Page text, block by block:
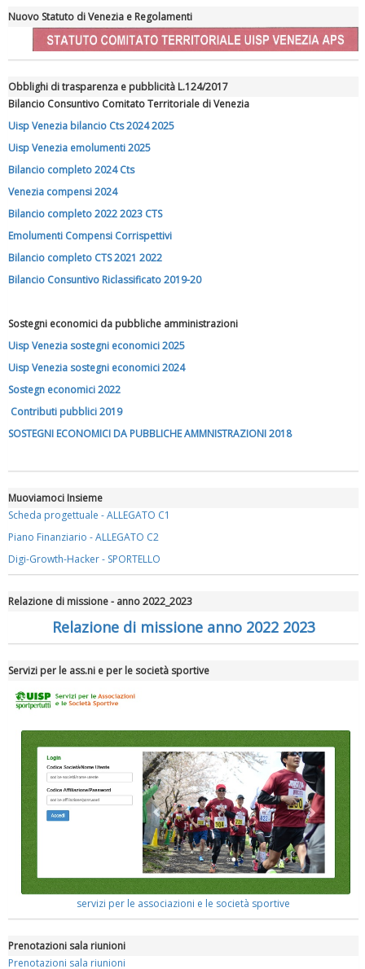
Tiziano Pesce nel Cda di Fondazione Terzjus: prima riunione a
Roma
Nuovo Statuto di Venezia e Regolamenti
Obblighi di trasparenza e pubblicità L.124/2017
Bilancio Consuntivo Comitato Territoriale di Venezia
Uisp Venezia bilancio Cts 2024 2025
Uisp Venezia emolumenti 2025
Bilancio completo 2024 Cts
Venezia compensi 2024
Bilancio completo 2022 2023 CTS
Emolumenti Compensi Corrispettivi
Bilancio completo CTS 2021 2022
Bilancio Consuntivo Riclassificato 2019-20
Sostegni economici da pubbliche amministrazioni
Uisp Venezia sostegni economici 2025
Uisp Venezia sostegni economici 2024
Sostegn economici 2022
Contributi pubblici 2019
SOSTEGNI ECONOMICI DA PUBBLICHE AMMNISTRAZIONI 2018
Muoviamoci Insieme
Scheda progettuale - ALLEGATO C1
Piano Finanziario - ALLEGATO C2
Digi-Growth-Hacker - SPORTELLO
Relazione di missione - anno 2022_2023
Relazione di missione anno 2022 2023
Servizi per le ass.ni e per le società sportive
servizi per le associazioni e le società sportive
Prenotazioni sala riunioni
Prenotazioni sala riunioni